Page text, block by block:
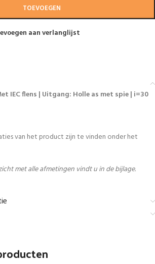
TOEVOEGEN
aan verlanglijst
IEC flens | Uitgang: Holle as met spie | i=30
van het product zijn te vinden onder het
met alle afmetingen vindt u in de bijlage.